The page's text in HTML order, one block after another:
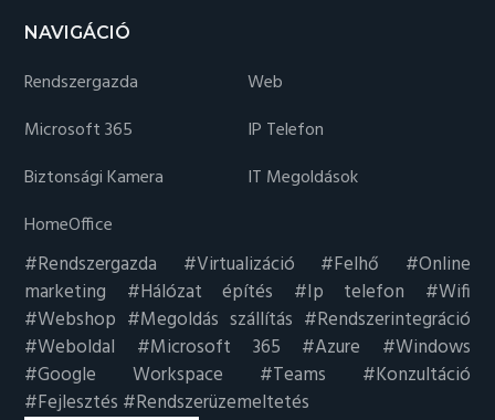
NAVIGÁCIÓ
Rendszergazda
Web
Microsoft 365
IP Telefon
Biztonsági Kamera
IT Megoldások
HomeOffice
#Rendszergazda #Virtualizáció #Felhő #Online
marketing #Hálózat építés #Ip telefon #Wifi
#Webshop #Megoldás szállítás #Rendszerintegráció
#Weboldal #Microsoft 365 #Azure #Windows
#Google Workspace #Teams #Konzultáció
#Fejlesztés #Rendszerüzemeltetés